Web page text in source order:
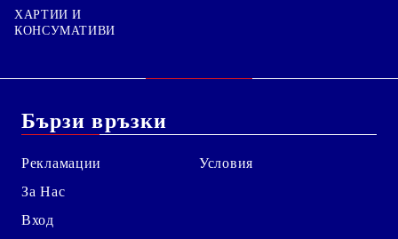
ХАРТИИ И
КОНСУМАТИВИ
Бързи връзки
Рекламации
За Нас
Вход
Условия